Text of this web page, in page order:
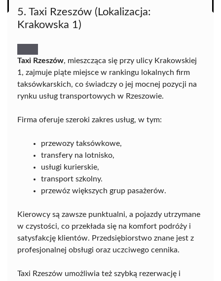
5. Taxi Rzeszów (Lokalizacja:
Krakowska 1)
Taxi Rzeszów, mieszcząca się przy ulicy Krakowskiej
1, zajmuje piąte miejsce w rankingu lokalnych firm
taksówkarskich, co świadczy o jej mocnej pozycji na
rynku usług transportowych w Rzeszowie.
Firma oferuje szeroki zakres usług, w tym:
przewozy taksówkowe,
transfery na lotnisko,
usługi kurierskie,
transport szkolny.
przewóz większych grup pasażerów.
Kierowcy są zawsze punktualni, a pojazdy utrzymane
w czystości, co przekłada się na komfort podróży i
satysfakcję klientów. Przedsiębiorstwo znane jest z
profesjonalnej obsługi oraz uczciwego cennika.
Taxi Rzeszów umożliwia też szybką rezerwację i